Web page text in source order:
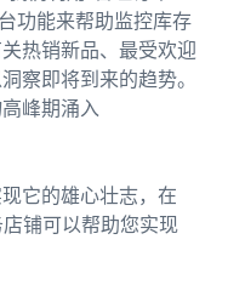
功能来帮助监控库存
热销新品、最受欢迎
察即将到来的趋势。
峰期涌入
它的雄心壮志，在
铺可以帮助您实现